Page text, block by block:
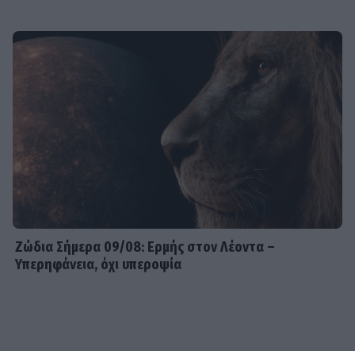
Ζώδια Σήμερα 09/08: Ερμής στον Λέοντα –
Υπερηφάνεια, όχι υπεροψία